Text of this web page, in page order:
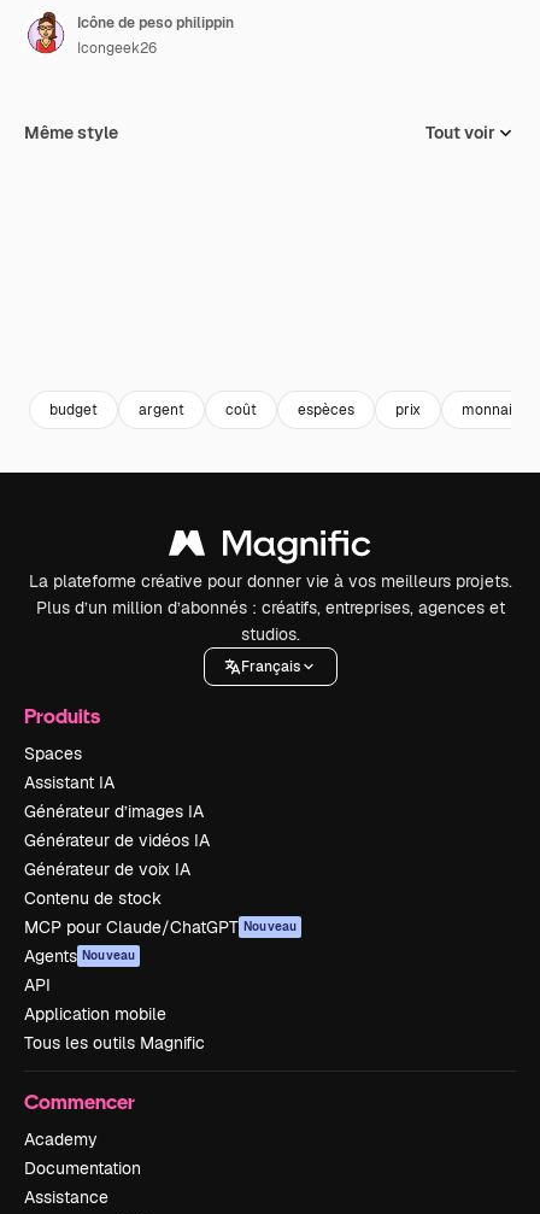
Icône de peso philippin
Icongeek26
Même style Tout voir
budget argent coût espèces prix monnaie
La plateforme créative pour donner vie à vos meilleurs projets.
Plus d’un million d’abonnés : créatifs, entreprises, agences et
studios.
Français
Produits
Spaces
Assistant IA
Générateur d’images IA
Générateur de vidéos IA
Générateur de voix IA
Contenu de stock
MCP pour Claude/ChatGPT Nouveau
Agents Nouveau
API
Application mobile
Tous les outils Magnific
Commencer
Academy
Documentation
Assistance